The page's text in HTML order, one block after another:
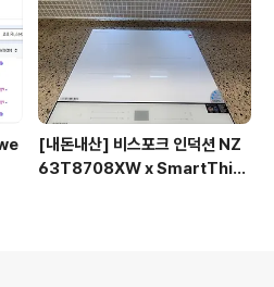
[내돈내산] 비스포크 인덕션 NZ
63T8708XW x SmartThin